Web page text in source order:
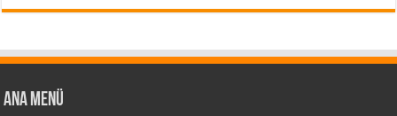
Ana Menü